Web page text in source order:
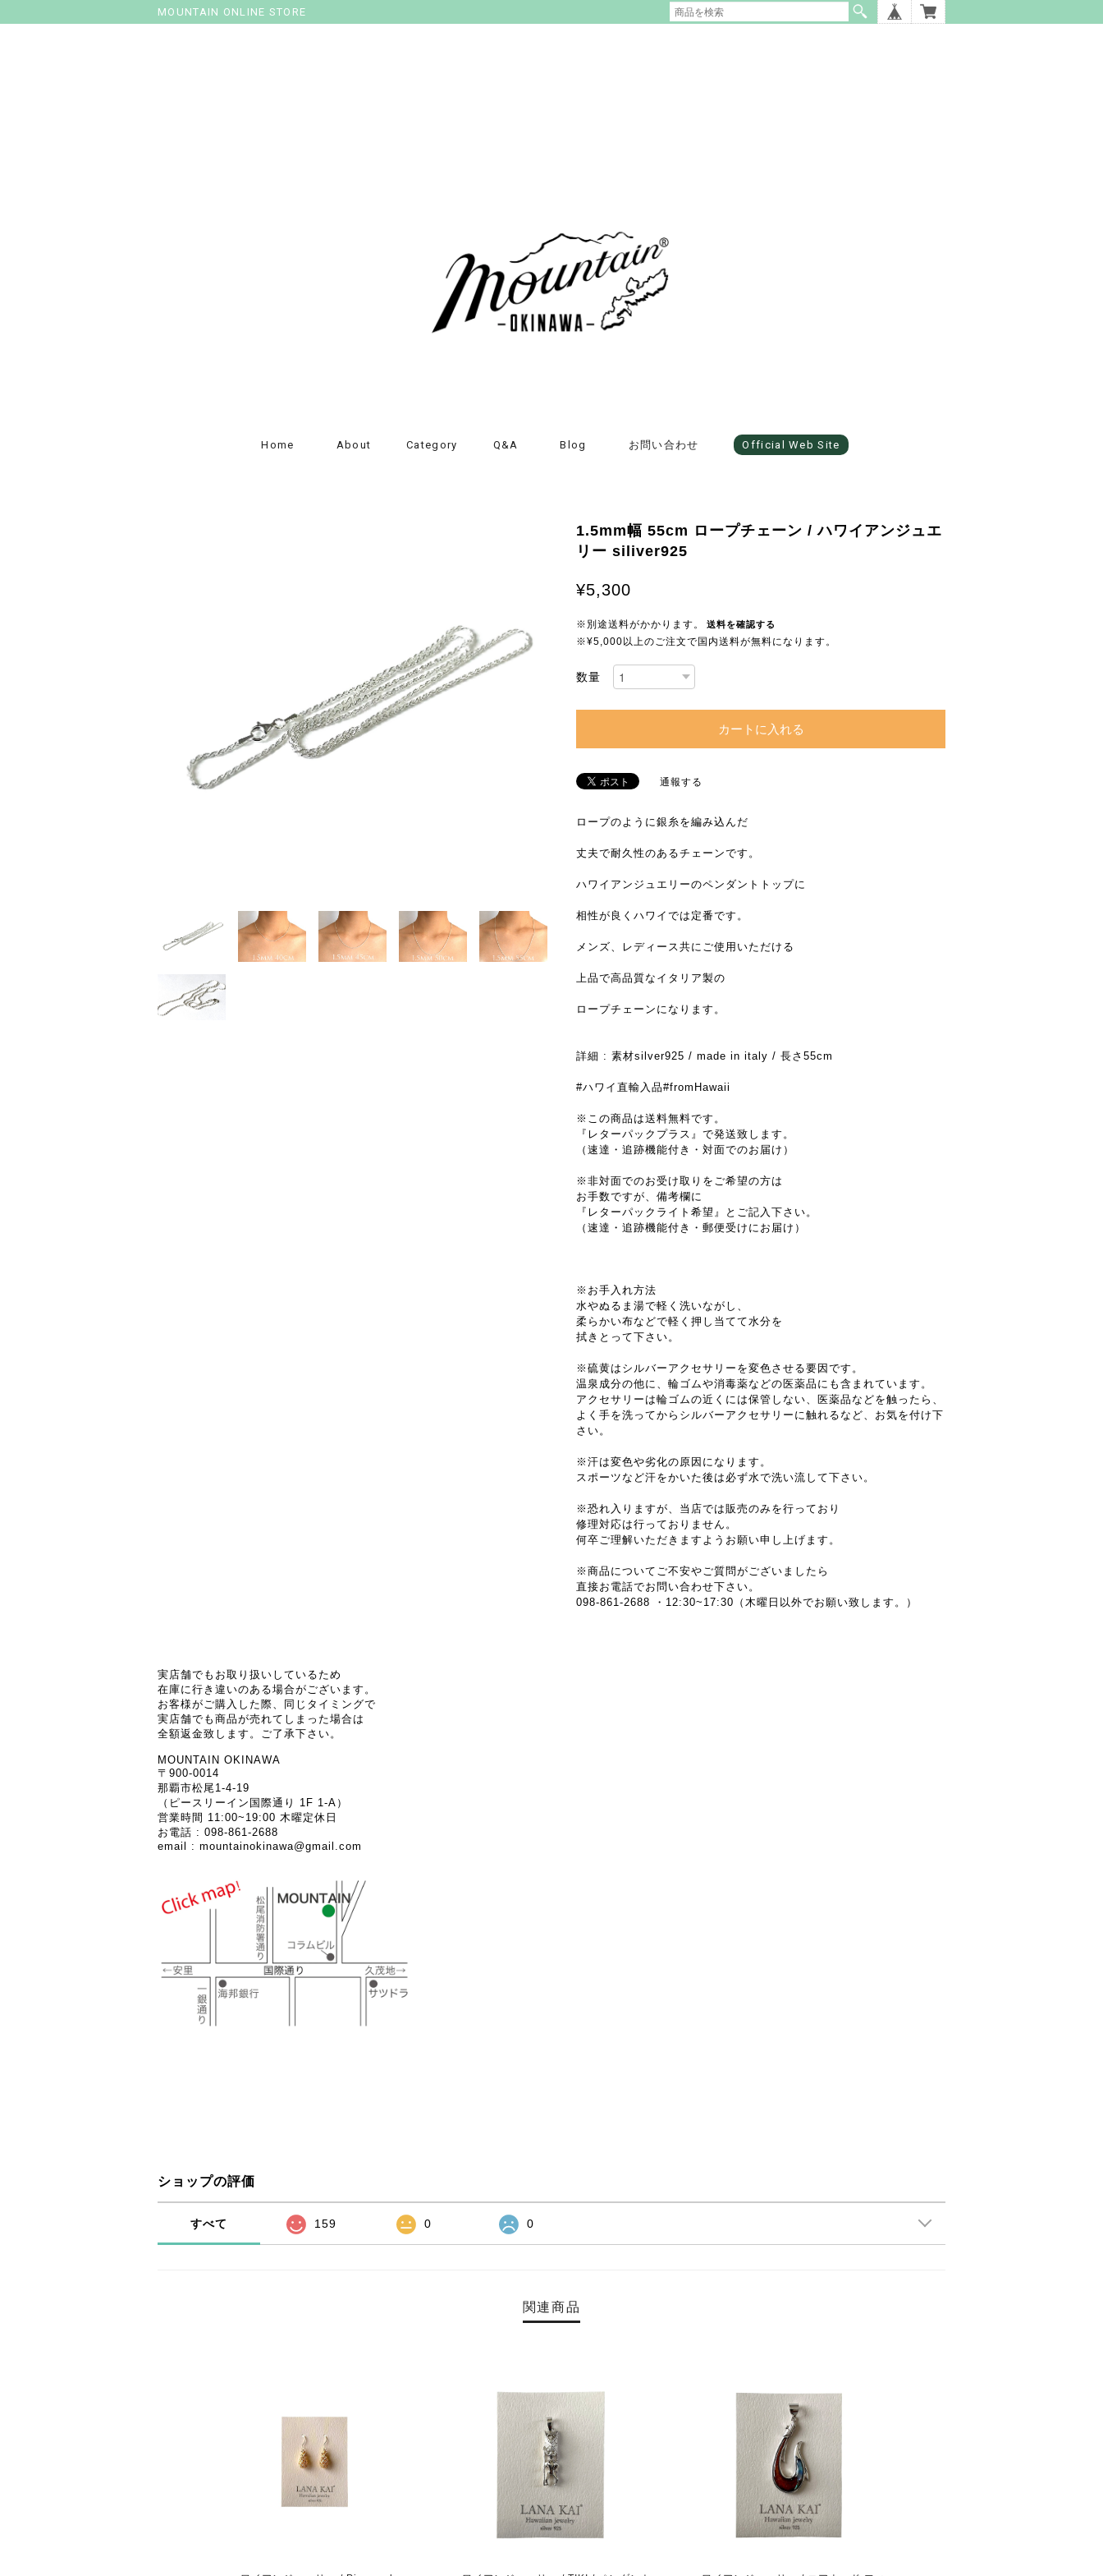
MOUNTAIN ONLINE STORE
Home About Category Q&A Blog お問い合わせ Official Web Site
1.5mm幅 55cm ロープチェーン / ハワイアンジュエ
リー siliver925
¥5,300
※別途送料がかかります。 送料を確認する
※¥5,000以上のご注文で国内送料が無料になります。
数量
カートに入れる
通報する
ロープのように銀糸を編み込んだ
丈夫で耐久性のあるチェーンです。
ハワイアンジュエリーのペンダントトップに
相性が良くハワイでは定番です。
メンズ、レディース共にご使用いただける
上品で高品質なイタリア製の
ロープチェーンになります。
詳細 : 素材silver925 / made in italy / 長さ55cm
#ハワイ直輸入品#fromHawaii
※この商品は送料無料です。
『レターパックプラス』で発送致します。
（速達・追跡機能付き・対面でのお届け）
※非対面でのお受け取りをご希望の方は
お手数ですが、備考欄に
『レターパックライト希望』とご記入下さい。
（速達・追跡機能付き・郵便受けにお届け）
※お手入れ方法
水やぬるま湯で軽く洗いながし、
柔らかい布などで軽く押し当てて水分を
拭きとって下さい。
※硫黄はシルバーアクセサリーを変色させる要因です。
温泉成分の他に、輪ゴムや消毒薬などの医薬品にも含まれています。
アクセサリーは輪ゴムの近くには保管しない、医薬品などを触ったら、
よく手を洗ってからシルバーアクセサリーに触れるなど、お気を付け下
さい。
※汗は変色や劣化の原因になります。
スポーツなど汗をかいた後は必ず水で洗い流して下さい。
※恐れ入りますが、当店では販売のみを行っており
修理対応は行っておりません。
何卒ご理解いただきますようお願い申し上げます。
※商品についてご不安やご質問がございましたら
直接お電話でお問い合わせ下さい。
098-861-2688 ・12:30~17:30（木曜日以外でお願い致します。）
実店舗でもお取り扱いしているため
在庫に行き違いのある場合がございます。
お客様がご購入した際、同じタイミングで
実店舗でも商品が売れてしまった場合は
全額返金致します。ご了承下さい。
MOUNTAIN OKINAWA
〒900-0014
那覇市松尾1-4-19
（ピースリーイン国際通り 1F 1-A）
営業時間 11:00~19:00 木曜定休日
お電話 : 098-861-2688
email : mountainokinawa@gmail.com
ショップの評価
すべて 159 0 0
関連商品